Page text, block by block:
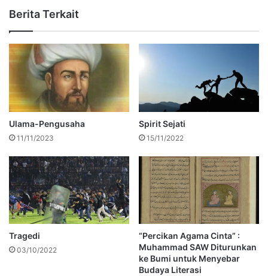
Berita Terkait
Ulama-Pengusaha
11/11/2023
Spirit Sejati
15/11/2022
Tragedi
03/10/2022
“Percikan Agama Cinta” :
Muhammad SAW Diturunkan
ke Bumi untuk Menyebar
Budaya Literasi